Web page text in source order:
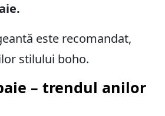
este recomandat,
stilului boho.
– trendul anilor